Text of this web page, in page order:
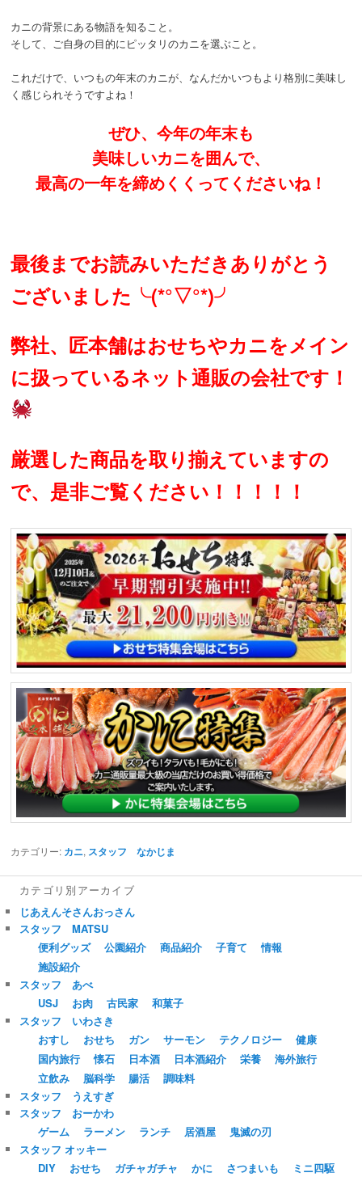
カニの背景にある物語を知ること。
そして、ご自身の目的にピッタリのカニを選ぶこと。
これだけで、いつもの年末のカニが、なんだかいつもより格別に美味し
く感じられそうですよね！
ぜひ、今年の年末も
美味しいカニを囲んで、
最高の一年を締めくくってくださいね！
最後までお読みいただきありがとう
ございました╰(*°▽°*)╯
弊社、匠本舗はおせちやカニをメイン
に扱っているネット通販の会社です！
厳選した商品を取り揃えていますの
で、是非ご覧ください！！！！！
カテゴリー: カニ, スタッフ なかじま
カテゴリ別アーカイブ
じあえんそさんおっさん
スタッフ MATSU
便利グッズ
公園紹介 商品紹介 子育て
情報
施設紹介
スタッフ あべ
USJ
お肉 古民家
和菓子
スタッフ いわさき
おすし
おせち ガン サーモン テクノロジー
健康
国内旅行
懐石 日本酒 日本酒紹介 栄養
海外旅行
立飲み
脳科学 腸活
調味料
スタッフ うえすぎ
スタッフ おーかわ
ゲーム
ラーメン ランチ 居酒屋
鬼滅の刃
スタッフ オッキー
DIY
おせち ガチャガチャ かに さつまいも
ミニ四駆